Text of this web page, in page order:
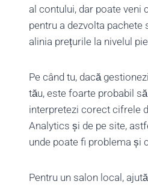
al contului, dar poate veni
pentru a dezvolta pachete
alinia prețurile la nivelul
Pe când tu, dacă
tău, este foarte probabil
interpretezi corect cifrele
Analytics și de pe site,
unde poate fi problema și
Pentru un salon local,